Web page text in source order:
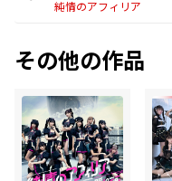
純情のアフィリア
その他の作品